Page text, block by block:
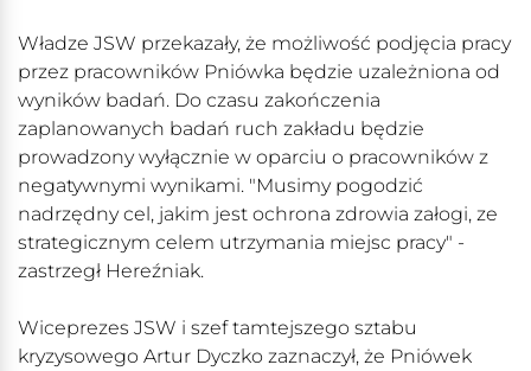
Władze JSW przekazały, że możliwość podjęcia pracy
przez pracowników Pniówka będzie uzależniona od
wyników badań. Do czasu zakończenia
zaplanowanych badań ruch zakładu będzie
prowadzony wyłącznie w oparciu o pracowników z
negatywnymi wynikami. "Musimy pogodzić
nadrzędny cel, jakim jest ochrona zdrowia załogi, ze
strategicznym celem utrzymania miejsc pracy" -
zastrzegł Hereźniak.
Wiceprezes JSW i szef tamtejszego sztabu
kryzysowego Artur Dyczko zaznaczył, że Pniówek